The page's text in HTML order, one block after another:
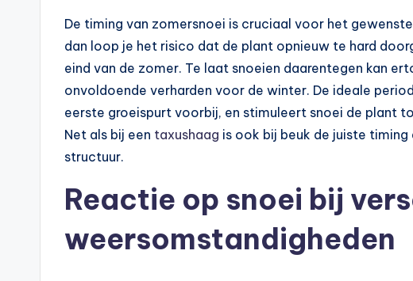
De timing van zomersnoei is cruciaal voor het
dan loop je het risico dat de plant opnieuw te hard
eind van de zomer. Te laat snoeien daarentegen kan
onvoldoende verharden voor de winter. De ideale
eerste groeispurt voorbij, en stimuleert snoei de plant
Net als bij een taxushaag is ook bij beuk de juiste
structuur.
Reactie op snoei bij
weersomstandigheden